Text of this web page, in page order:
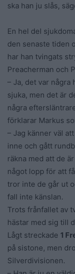
ska han ju slås,
En hel del
den senaste tiden
har han tvingats
Preacherman och
– Ja, det var några
sjuka, men det är
några
förklarar Markus
– Jag känner väl
inne och gått
räkna med att de
något lopp för att
tror inte de går ut
fall inte känslan.
Trots frånfallet av
hästar med sig till
Lågt streckade 1
på sistone, men
Silverdivisionen.